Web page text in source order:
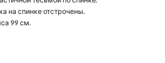
на спинке отстрочены.
99 см.